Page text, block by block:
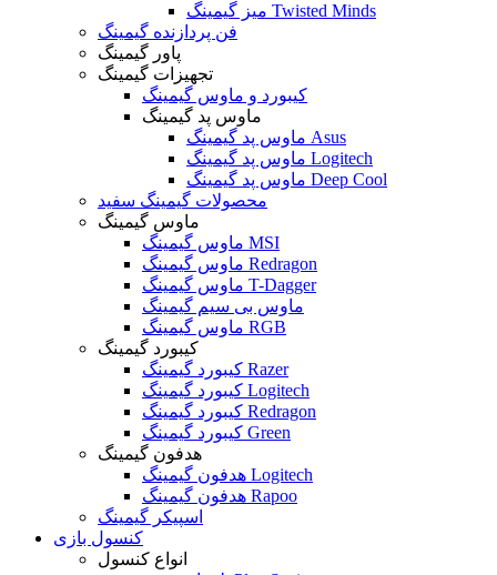
میز گیمینگ Twisted Minds
فن پردازنده گیمینگ
پاور گیمینگ
تجهیزات گیمینگ
کیبورد و ماوس گیمینگ
ماوس پد گیمینگ
ماوس پد گیمینگ Asus
ماوس پد گیمینگ Logitech
ماوس پد گیمینگ Deep Cool
محصولات گیمینگ سفید
ماوس گیمینگ
ماوس گیمینگ MSI
ماوس گیمینگ Redragon
ماوس گیمینگ T-Dagger
ماوس بی سیم گیمینگ
ماوس گیمینگ RGB
کیبورد گیمینگ
کیبورد گیمینگ Razer
کیبورد گیمینگ Logitech
کیبورد گیمینگ Redragon
کیبورد گیمینگ Green
هدفون گیمینگ
هدفون گیمینگ Logitech
هدفون گیمینگ Rapoo
اسپیکر گیمینگ
کنسول بازی
انواع کنسول